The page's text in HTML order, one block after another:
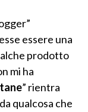
essere una
prodotto
mi ha
” rientra
qualcosa che